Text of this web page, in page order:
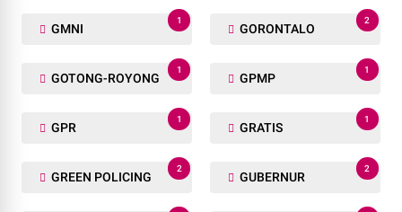
GMNI
1
GORONTALO
2
GOTONG-ROYONG
1
GPMP
1
GPR
1
GRATIS
1
GREEN POLICING
2
GUBERNUR
2